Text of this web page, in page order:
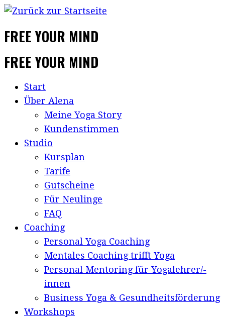
FREE YOUR MIND
FREE YOUR MIND
Start
Über Alena
Meine Yoga Story
Kundenstimmen
Studio
Kursplan
Tarife
Gutscheine
Für Neulinge
FAQ
Coaching
Personal Yoga Coaching
Mentales Coaching trifft Yoga
Personal Mentoring für Yogalehrer/-
innen
Business Yoga & Gesundheitsförderung
Workshops